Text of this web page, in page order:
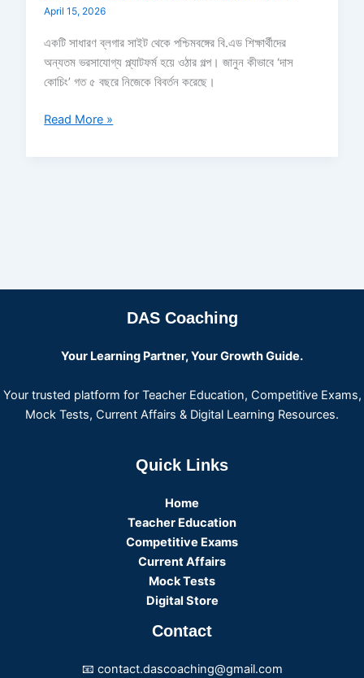
April 15, 2026
একটি সাধারণ ব্লগার সাইট থেকে পশ্চিমবঙ্গের বি.এড শিক্ষার্থীদের
অন্যতম ভরসাযোগ্য প্ল্যাটফর্ম হয়ে ওঠার গল্প। জানুন কীভাবে ‘দাস
কোচিং’ গত ৫ বছরে নিজেকে বিবর্তন করেছে।
Read More »
DAS Coaching
Your Learning Partner, Your Growth Guide.
Your trusted platform for Teacher Education, Competitive Exams,
Mock Tests, Current Affairs & Digital Learning Resources.
Quick Links
Home
Teacher Education
Competitive Exams
Current Affairs
Mock Tests
Digital Store
Contact
📧 contact.dascoaching@gmail.com